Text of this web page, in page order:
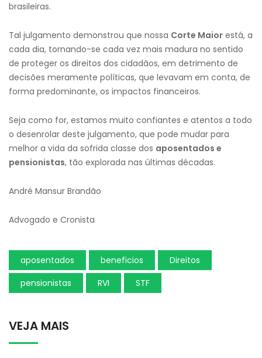
brasileiras.
Tal julgamento demonstrou que nossa Corte Maior está, a
cada dia, tornando-se cada vez mais madura no sentido
de proteger os direitos dos cidadãos, em detrimento de
decisões meramente políticas, que levavam em conta, de
forma predominante, os impactos financeiros.
Seja como for, estamos muito confiantes e atentos a todo
o desenrolar deste julgamento, que pode mudar para
melhor a vida da sofrida classe dos aposentados e
pensionistas, tão explorada nas últimas décadas.
André Mansur Brandão
Advogado e Cronista
aposentados beneficios
Direitos
pensionistas
RVI STF
VEJA MAIS